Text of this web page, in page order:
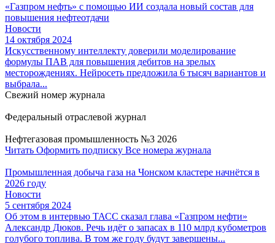
«Газпром нефть» с помощью ИИ создала новый состав для
повышения нефтеотдачи
Новости
14 октября 2024
Искусственному интеллекту доверили моделирование
формулы ПАВ для повышения дебитов на зрелых
месторождениях. Нейросеть предложила 6 тысяч вариантов и
выбрала...
Свежий номер журнала
Федеральный отраслевой журнал
Нефтегазовая промышленность №3 2026
Читать Оформить подписку Все номера журнала
Промышленная добыча газа на Чонском кластере начнётся в
2026 году
Новости
5 сентября 2024
Об этом в интервью ТАСС сказал глава «Газпром нефти»
Александр Дюков. Речь идёт о запасах в 110 млрд кубометров
голубого топлива. В том же году будут завершены...